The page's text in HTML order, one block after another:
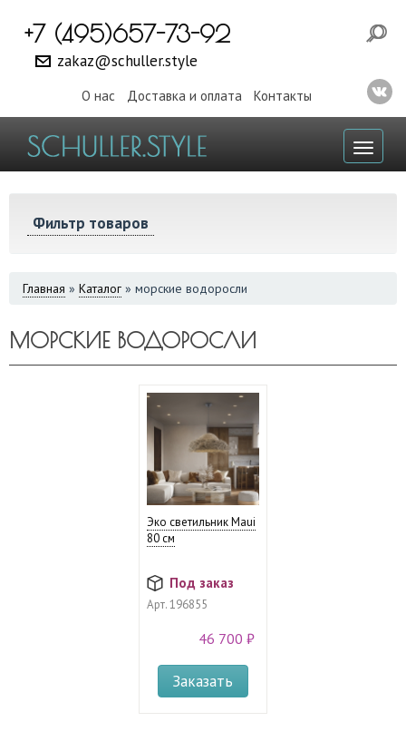
+7 (495)657-73-92
zakaz@schuller.style
О нас Доставка и оплата Контакты
Фильтр товаров
ВЫ
Главная » Каталог » морские водоросли
МОРСКИЕ ВОДОРОСЛИ
Эко светильник Maui
80 см
Под заказ
Арт.196855
46 700 ₽
Заказать